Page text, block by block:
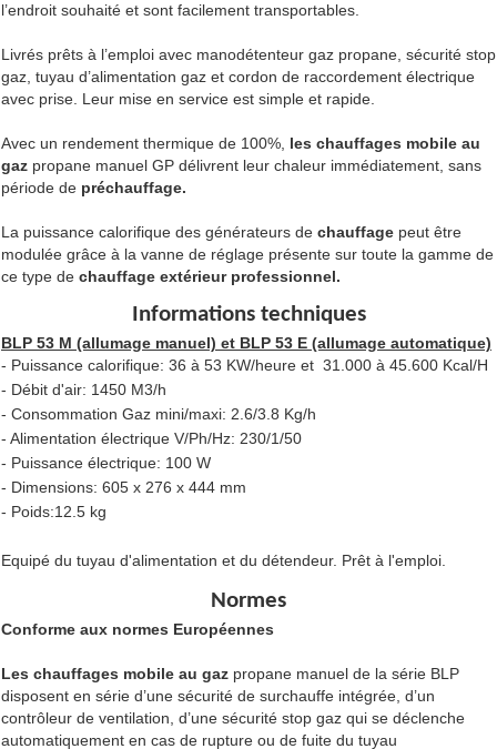
l’endroit souhaité et sont facilement transportables.
Livrés prêts à l’emploi avec manodétenteur gaz propane, sécurité stop
gaz, tuyau d’alimentation gaz et cordon de raccordement électrique
avec prise. Leur mise en service est simple et rapide.
Avec un rendement thermique de 100%, les chauffages mobile au
gaz propane manuel GP délivrent leur chaleur immédiatement, sans
période de préchauffage.
La puissance calorifique des générateurs de chauffage peut être
modulée grâce à la vanne de réglage présente sur toute la gamme de
ce type de chauffage extérieur professionnel.
Informations techniques
BLP 53 M (allumage manuel) et BLP 53 E (allumage automatique)
- Puissance calorifique: 36 à 53 KW/heure et 31.000 à 45.600 Kcal/H
- Débit d'air: 1450 M3/h
- Consommation Gaz mini/maxi: 2.6/3.8 Kg/h
- Alimentation électrique V/Ph/Hz: 230/1/50
- Puissance électrique: 100 W
- Dimensions: 605 x 276 x 444 mm
- Poids:12.5 kg
Equipé du tuyau d'alimentation et du détendeur. Prêt à l'emploi.
Normes
Conforme aux normes Européennes
Les chauffages mobile au gaz propane manuel de la série BLP
disposent en série d’une sécurité de surchauffe intégrée, d’un
contrôleur de ventilation, d’une sécurité stop gaz qui se déclenche
automatiquement en cas de rupture ou de fuite du tuyau